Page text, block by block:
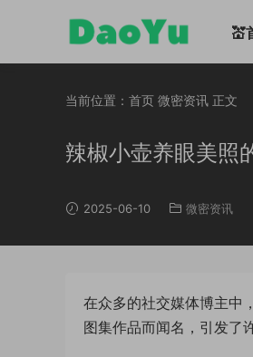
💒
当前位置： 首页 微密资讯 正文
辣椒小壶养眼美照
2025-06-10 微密资讯
在众多的社交媒体博主中，
图集作品而闻名，引发了